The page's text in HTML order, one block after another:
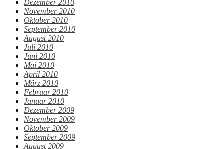
Dezember 2010
November 2010
Oktober 2010
September 2010
August 2010
Juli 2010
Juni 2010
Mai 2010
April 2010
März 2010
Februar 2010
Januar 2010
Dezember 2009
November 2009
Oktober 2009
September 2009
August 2009